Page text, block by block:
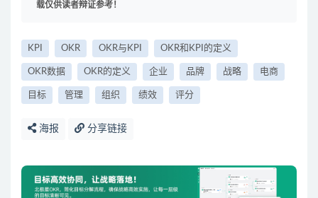
载仅供读者辩证参考！
KPI OKR OKR与KPI OKR和KPI的定义
OKR数据 OKR的定义 企业 品牌 战略 电商
目标 管理 组织 绩效 评分
海报 分享链接